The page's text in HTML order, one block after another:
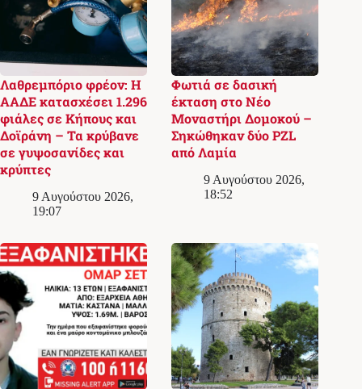
Λαθρεμπόριο φρέον: Η
ΑΑΔΕ κατασχέσει 1.296
φιάλες σε Κήπους και
Δοϊράνη – Τα κρύβανε
σε γυψοσανίδες και
κρύπτες
9 Αυγούστου 2026,
19:07
Φωτιά σε δασική
έκταση στο Νέο
Μοναστήρι Δομοκού –
Σηκώθηκαν δύο PZL
από Λαμία
9 Αυγούστου 2026,
18:52